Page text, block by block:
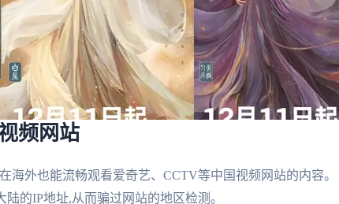
频网站
海外也能流畅观看爱奇艺、CCTV等中国视频网站的内容。
的IP地址,从而骗过网站的地区检测。